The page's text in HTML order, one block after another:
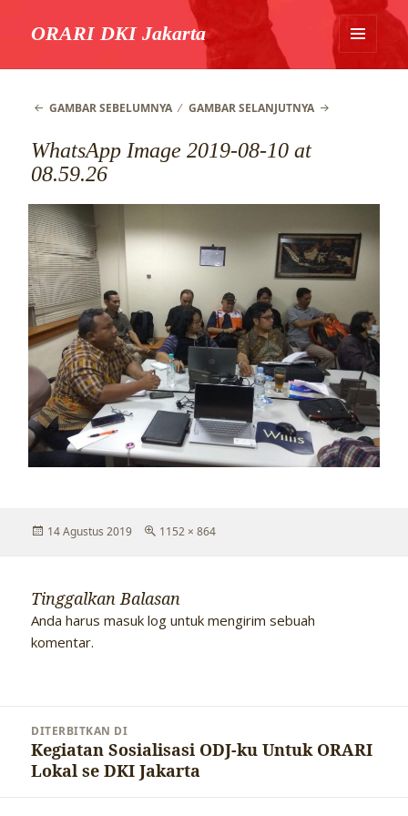
ORARI DKI Jakarta
GAMBAR SEBELUMNYA GAMBAR SELANJUTNYA
WhatsApp Image 2019-08-10 at
08.59.26
Diposkan
14 Agustus 2019
Ukuran
1152 × 864
Tinggalkan Balasan
Anda harusmasuk log untuk mengirim sebuah
komentar.
DITERBITKAN DI
Kegiatan Sosialisasi ODJ-ku Untuk ORARI
Lokal se DKI Jakarta